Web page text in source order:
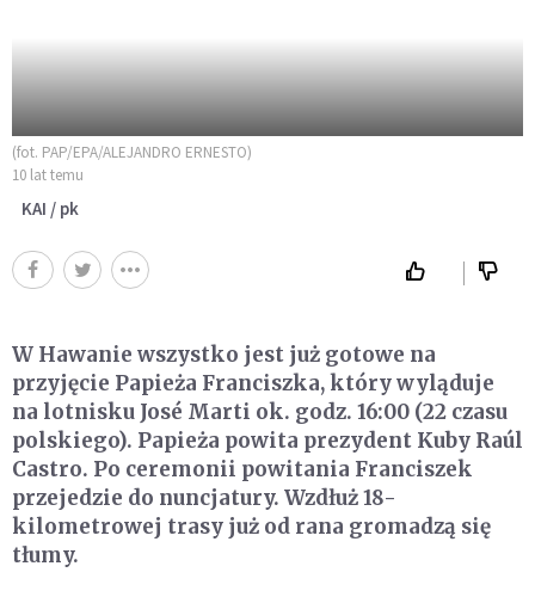
(fot. PAP/EPA/ALEJANDRO ERNESTO)
10 lat temu
KAI / pk
W Hawanie wszystko jest już gotowe na
przyjęcie Papieża Franciszka, który wyląduje
na lotnisku José Marti ok. godz. 16:00 (22 czasu
polskiego). Papieża powita prezydent Kuby Raúl
Castro. Po ceremonii powitania Franciszek
przejedzie do nuncjatury. Wzdłuż 18-
kilometrowej trasy już od rana gromadzą się
tłumy.